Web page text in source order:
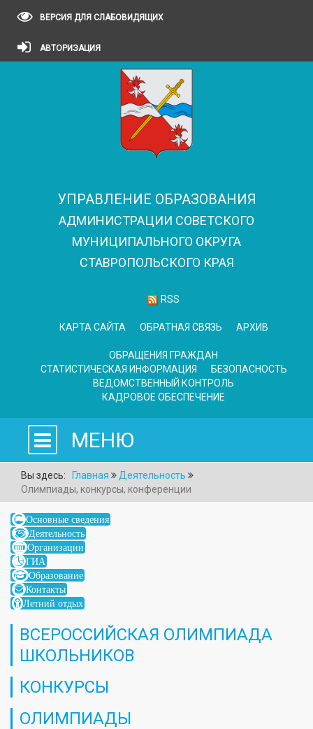
ВЕРСИЯ ДЛЯ СЛАБОВИДЯЩИХ
АВТОРИЗАЦИЯ
УПРАВЛЕНИЕ ОБРАЗОВАНИЯ
АДМИНИСТРАЦИИ СОВЕТСКОГО
МУНИЦИПАЛЬНОГО ОКРУГА
СТАВРОПОЛЬСКОГО КРАЯ
RSS
КАРТА САЙТА ОБРАТНАЯ СВЯЗЬ АРХИВ
ОБРАЩЕНИЯ ГРАЖДАН
СТАТИСТИЧЕСКАЯ ИНФОРМАЦИЯ
БЕЗОПАСНОСТЬ
ВЕДОМСТВЕННЫЙ КОНТРОЛЬ
КАДРОВОЕ ОБЕСПЕЧЕНИЕ
МЕНЮ
Вы здесь: Главная
Деятельность
Олимпиады, конкурсы, конференции
Основные сведения
Деятельность
Организации
ГИА
Образование
Контакты
Летний отдых
ВСЕРОССИЙСКАЯ ОЛИМПИАДА
ШКОЛЬНИКОВ
КОНКУРСЫ
ОЛИМПИАДЫ